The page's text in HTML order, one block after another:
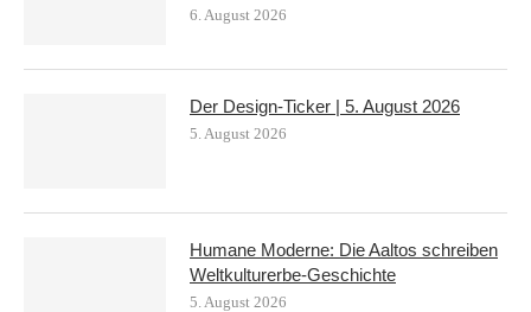
6. August 2026
Der Design-Ticker | 5. August 2026
5. August 2026
Humane Moderne: Die Aaltos schreiben
Weltkulturerbe-Geschichte
5. August 2026